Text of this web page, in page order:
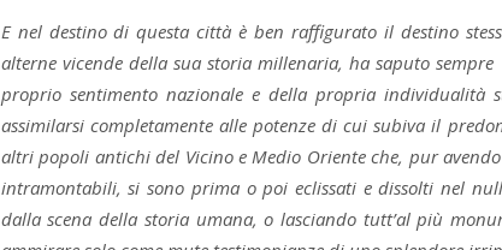
E nel destino di questa città è ben raffigurato il destino
alterne vicende della sua storia millenaria, ha saputo
proprio sentimento nazionale e della propria individualità
assimilarsi completamente alle potenze di cui subiva il
altri popoli antichi del Vicino e Medio Oriente che, pur
intramontabili, si sono prima o poi eclissati e dissolti nel
dalla scena della storia umana, o lasciando tutt’al più